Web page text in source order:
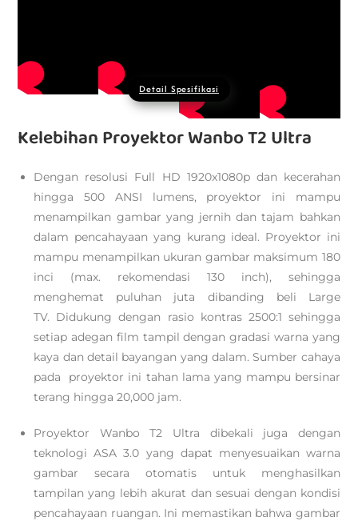
Detail Spesifikasi
Kelebihan Proyektor Wanbo T2 Ultra
Dengan resolusi Full HD 1920x1080p dan kecerahan
hingga 500 ANSI lumens, proyektor ini mampu
menampilkan gambar yang jernih dan tajam bahkan
dalam pencahayaan yang kurang ideal. Proyektor ini
mampu menampilkan ukuran gambar maksimum 180
inci (max. rekomendasi 130 inch), sehingga
menghemat puluhan juta dibanding beli Large
TV. Didukung dengan rasio kontras 2500:1 sehingga
setiap adegan film tampil dengan gradasi warna yang
kaya dan detail bayangan yang dalam. Sumber cahaya
pada proyektor ini tahan lama yang mampu bersinar
terang hingga 20,000 jam.
Proyektor Wanbo T2 Ultra dibekali juga dengan
teknologi ASA 3.0 yang dapat menyesuaikan warna
gambar secara otomatis untuk menghasilkan
tampilan yang lebih akurat dan sesuai dengan kondisi
pencahayaan ruangan. Ini memastikan bahwa gambar